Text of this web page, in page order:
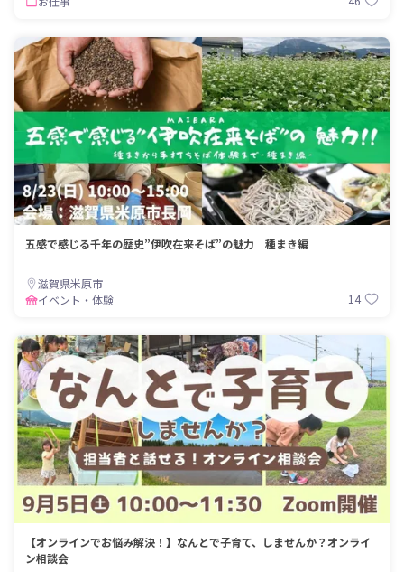
五感で感じる千年の歴史”伊吹在来そば”の魅力 種まき編
滋賀県米原市
イベント・体験
14
【オンラインでお悩み解決！】なんとで子育て、しませんか？オンライ
ン相談会